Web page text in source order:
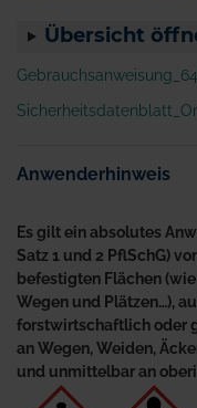
Übersicht
Anwenderhinweis
Es gilt ein absolutes
Satz 1 und 2 PflSchG)
befestigten Flächen
Wegen und Plätzen…),
forstwirtschaftlich oder
an Wegen, Weiden,
und unmittelbar an